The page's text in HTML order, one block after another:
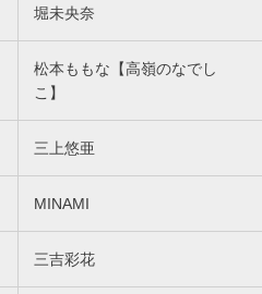
堀未央奈
松本ももな【高嶺のなでし
こ】
三上悠亜
MINAMI
三吉彩花